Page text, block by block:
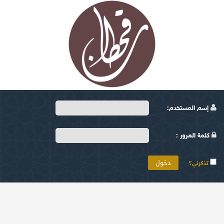
إسم المستخدم:
كلمة المرور :
تذكرني؟